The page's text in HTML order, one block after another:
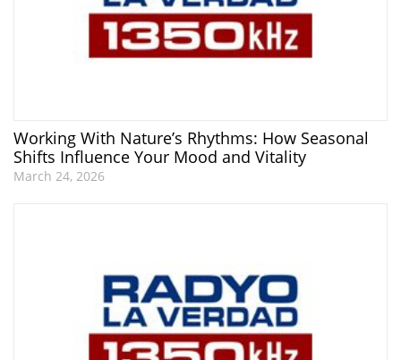
Working With Nature’s Rhythms: How Seasonal
Shifts Influence Your Mood and Vitality
March 24, 2026